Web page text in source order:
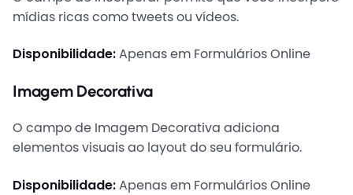
mídias ricas como tweets ou vídeos.
Disponibilidade:Apenas em Formulários Online
Imagem Decorativa
O campo de Imagem Decorativa adiciona
elementos visuais ao layout do seu formulário.
Disponibilidade:Apenas em Formulários Online